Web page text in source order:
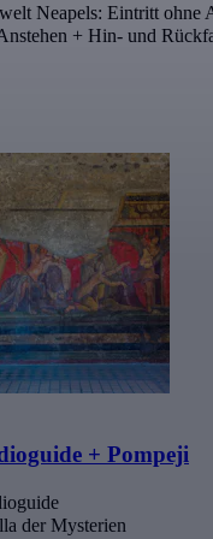
Neapels: Eintritt ohne
+ Hin- und
+ Pompeji
der Mysterien